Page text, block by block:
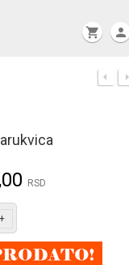
shopping_cart person
RSD
+